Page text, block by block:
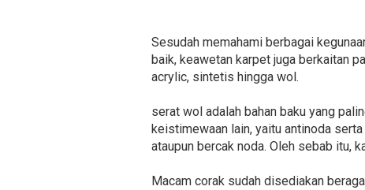
Sesudah memahami berbagai
baik, keawetan karpet juga berkaitan
acrylic, sintetis hingga wol.
serat wol adalah bahan baku yang
keistimewaan lain, yaitu antinoda
ataupun bercak noda. Oleh sebab itu,
Macam corak sudah disediakan